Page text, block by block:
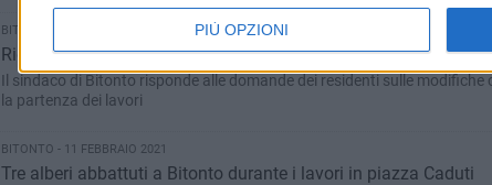
PIÙ OPZIONI
BITONTO - 15 FEBBRAIO 2021
Riqualificazione piazza S.Agostino: «Verde tutelato e navetta
Il sindaco di Bitonto risponde alle domande dei residenti sulle modifiche
la partenza dei lavori
BITONTO - 11 FEBBRAIO 2021
Tre alberi abbattuti a Bitonto durante i lavori in piazza Caduti